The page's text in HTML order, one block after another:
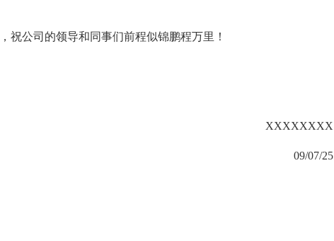
祝公司的领导和同事们前程似锦鹏程万里！
XXXXXXXX
09/07/25